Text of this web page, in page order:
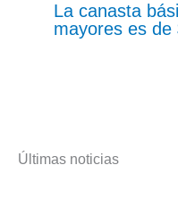
La canasta
mayores es de
Últimas noticias